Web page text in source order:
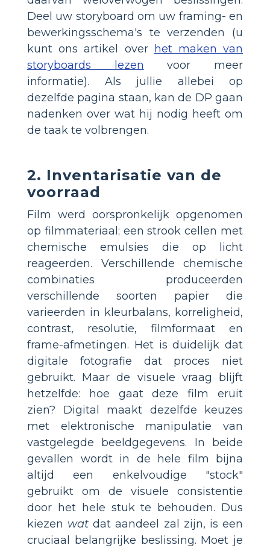
Deel uw storyboard om uw framing- en
bewerkingsschema's te verzenden (u
kunt ons artikel over het maken van
storyboards lezen voor meer
informatie). Als jullie allebei op
dezelfde pagina staan, kan de DP gaan
nadenken over wat hij nodig heeft om
de taak te volbrengen.
2. Inventarisatie van de
voorraad
Film werd oorspronkelijk opgenomen
op filmmateriaal; een strook cellen met
chemische emulsies die op licht
reageerden. Verschillende chemische
combinaties produceerden
verschillende soorten papier die
varieerden in kleurbalans, korreligheid,
contrast, resolutie, filmformaat en
frame-afmetingen. Het is duidelijk dat
digitale fotografie dat proces niet
gebruikt. Maar de visuele vraag blijft
hetzelfde: hoe gaat deze film eruit
zien? Digital maakt dezelfde keuzes
met elektronische manipulatie van
vastgelegde beeldgegevens. In beide
gevallen wordt in de hele film bijna
altijd een enkelvoudige "stock"
gebruikt om de visuele consistentie
door het hele stuk te behouden. Dus
kiezen wat dat aandeel zal zijn, is een
cruciaal belangrijke beslissing. Moet je